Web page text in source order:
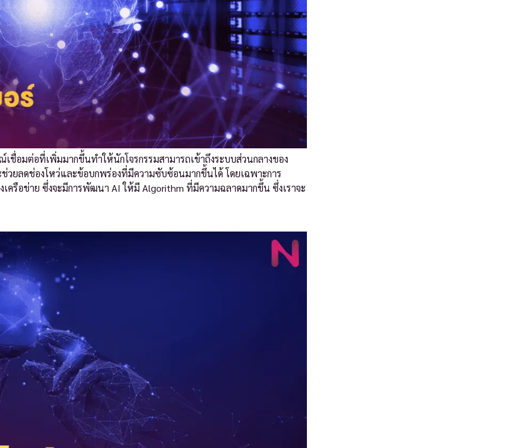
เชื่อมต่อที่เพิ่มมากขึ้นทำให้นักโจรกรรมสามารถเข้าถึงระบบส่วนกลางของ
วยลดช่องโหว่และข้อบกพร่องที่มีความซับซ้อนมากขึ้นได้ โดยเฉพาะการ
รือข่าย ซึ่งจะมีการพัฒนา AI ให้มี Algorithm ที่มีความฉลาดมากขึ้น ซึ่งเราจะ